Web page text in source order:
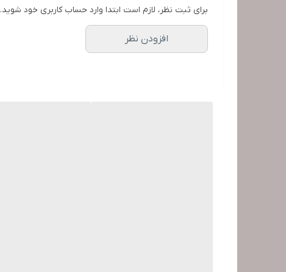
برای ثبت نظر، لازم است ابتدا وارد حساب کاربری خود شوید.
افزودن نظر